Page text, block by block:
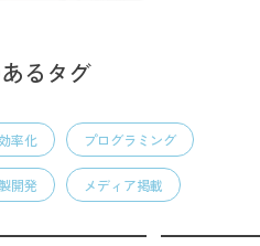
るタグ
率化 プログラミング
開発 メディア掲載